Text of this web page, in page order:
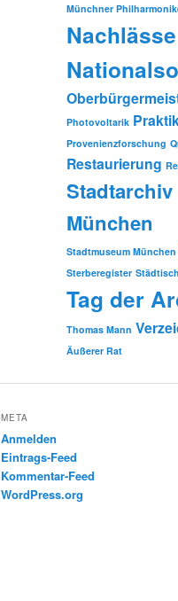
Münchner
Nachlässe
Photovoltarik
Provenienzforschung
Restaurierung
Stadtarchiv
München
Stadtmuseum München
Sterberegister
Tag der
Thomas Mann
Äußerer Rat
META
Anmelden
Eintrags-Feed
Kommentar-Feed
WordPress.org